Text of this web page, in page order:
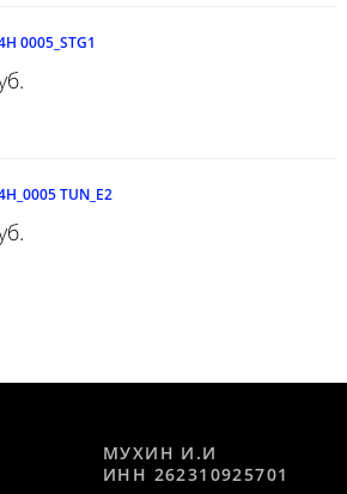
0005_STG1
TUN_E2
МУХИН И.И
ИНН 262310925701